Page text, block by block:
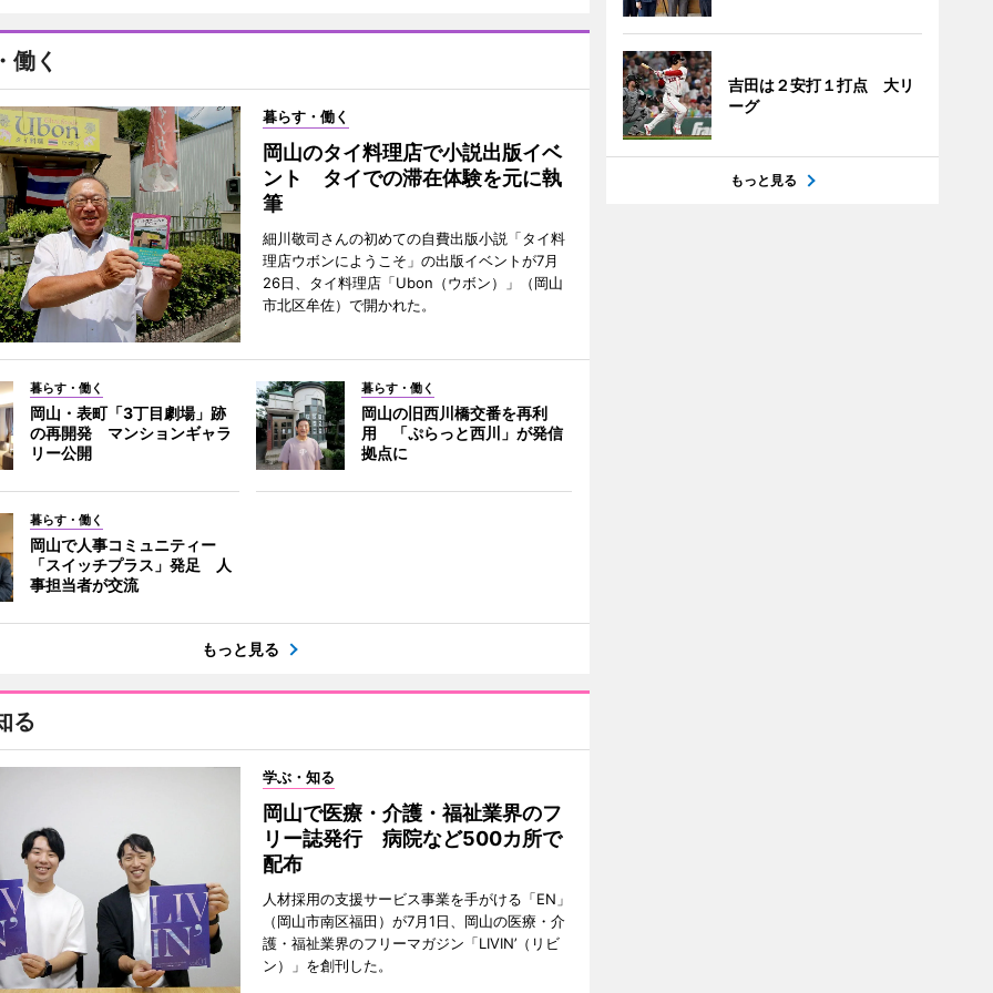
働く
暮らす・働く
岡山のタイ料理店で小説出版イベ
ント タイでの滞在体験を元に執
筆
細川敬司さんの初めての自費出版小説「タイ料
理店ウボンにようこそ」の出版イベントが7月
26日、タイ料理店「Ubon（ウボン）」（岡山
市北区牟佐）で開かれた。
暮らす・働く
岡山・表町「3丁目劇場」跡
の再開発 マンションギャラ
リー公開
暮らす・働く
岡山の旧西川橋交番を再利
用 「ぷらっと西川」が発信
拠点に
暮らす・働く
岡山で人事コミュニティー
「スイッチプラス」発足 人
事担当者が交流
もっと見る
る
学ぶ・知る
岡山で医療・介護・福祉業界のフ
リー誌発行 病院など500カ所で
配布
人材採用の支援サービス事業を手がける「EN」
（岡山市南区福田）が7月1日、岡山の医療・介
護・福祉業界のフリーマガジン「LIVIN’（リビ
ン）」を創刊した。
吉田は２安打１打点 大リ
ーグ
もっと見る